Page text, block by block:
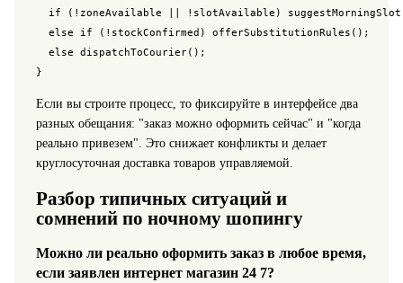
if (!zoneAvailable || !slotAvailable)
  else if (!stockConfirmed) offerSubstitutionRules();
  else dispatchToCourier();
}
Если вы строите процесс, то фиксируйте в интерфейсе два
разных обещания: "заказ можно оформить сейчас" и "когда
реально привезем". Это снижает конфликты и делает
круглосуточная доставка товаров управляемой.
Разбор типичных ситуаций и
сомнений по ночному шопингу
Можно ли реально оформить заказ в любое время,
если заявлен интернет магазин 24 7?